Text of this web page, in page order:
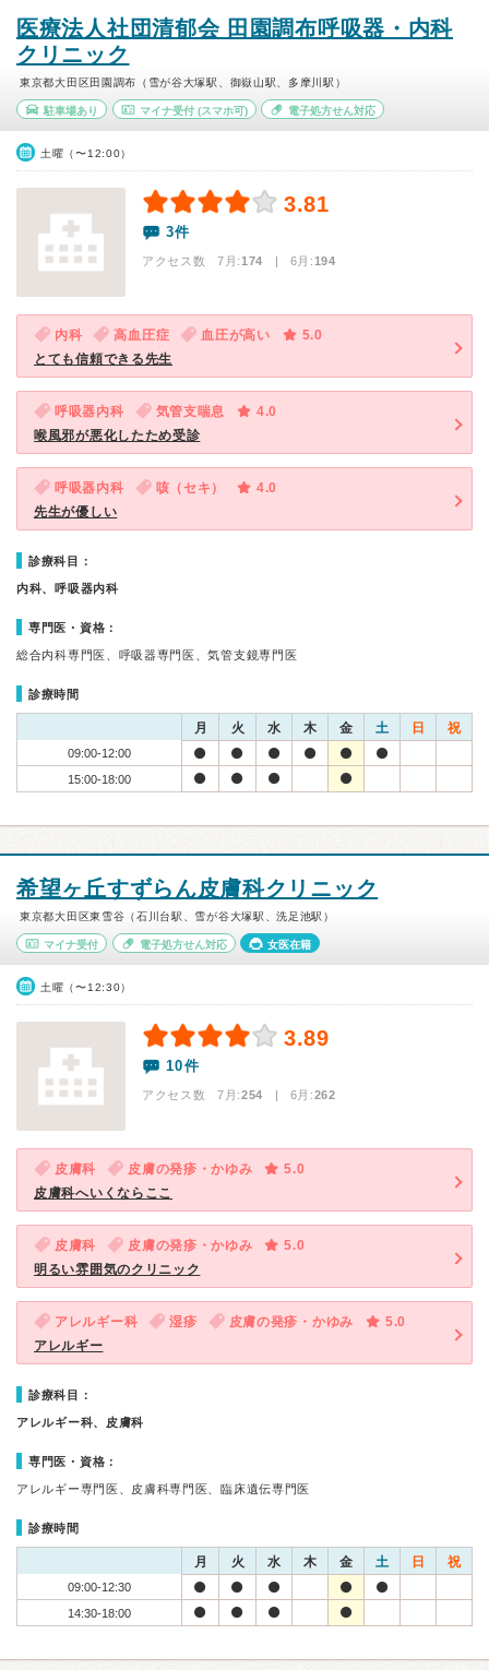
医療法人社団清郁会 田園調布呼吸器・内科
クリニック
東京都大田区田園調布（雪が谷大塚駅、御嶽山駅、多摩川駅）
駐車場あり マイナ受付(スマホ可) 電子処方せん対応
土曜（〜12:00）
3.81
3件
アクセス数 7月:174 | 6月:194
内科 高血圧症 血圧が高い
5.0
とても信頼できる先生
呼吸器内科 気管支喘息
4.0
喉風邪が悪化したため受診
呼吸器内科 咳（セキ）
4.0
先生が優しい
診療科目：
内科、呼吸器内科
専門医・資格：
総合内科専門医、呼吸器専門医、気管支鏡専門医
診療時間
月 火 水 木 金 土 日 祝
09:00-12:00
15:00-18:00
希望ヶ丘すずらん皮膚科クリニック
東京都大田区東雪谷（石川台駅、雪が谷大塚駅、洗足池駅）
マイナ受付 電子処方せん対応 女医在籍
土曜（〜12:30）
3.89
10件
アクセス数 7月:254 | 6月:262
皮膚科 皮膚の発疹・かゆみ
5.0
皮膚科へいくならここ
皮膚科 皮膚の発疹・かゆみ
5.0
明るい雰囲気のクリニック
アレルギー科 湿疹 皮膚の発疹・かゆみ
5.0
アレルギー
診療科目：
アレルギー科、皮膚科
専門医・資格：
アレルギー専門医、皮膚科専門医、臨床遺伝専門医
診療時間
月 火 水 木 金 土 日 祝
09:00-12:30
14:30-18:00